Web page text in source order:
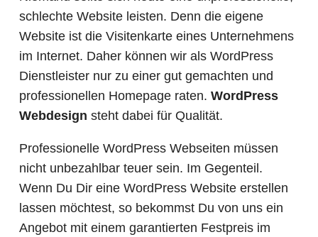
schlechte Website leisten. Denn die eigene
Website ist die Visitenkarte eines Unternehmens
im Internet. Daher können wir als WordPress
Dienstleister nur zu einer gut gemachten und
professionellen Homepage raten. WordPress
Webdesign steht dabei für Qualität.
Professionelle WordPress Webseiten müssen
nicht unbezahlbar teuer sein. Im Gegenteil.
Wenn Du Dir eine WordPress Website erstellen
lassen möchtest, so bekommst Du von uns ein
Angebot mit einem garantierten Festpreis im